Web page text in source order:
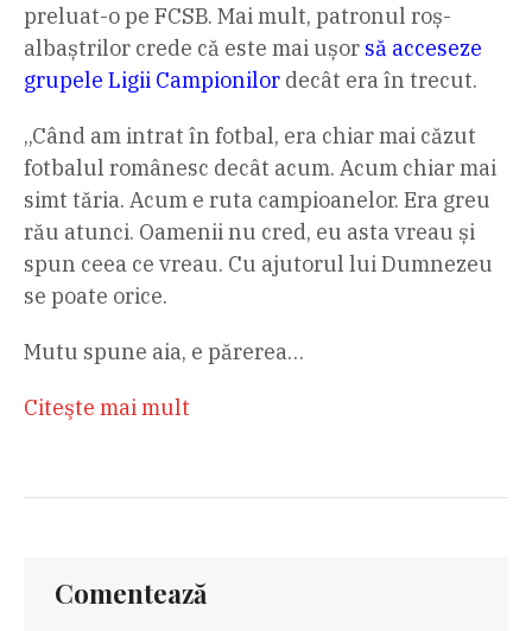
preluat-o pe FCSB. Mai mult, patronul roș-
albaștrilor crede că este mai ușor să acceseze
grupele Ligii Campionilor decât era în trecut.
„Când am intrat în fotbal, era chiar mai căzut
fotbalul românesc decât acum. Acum chiar mai
simt tăria. Acum e ruta campioanelor. Era greu
rău atunci. Oamenii nu cred, eu asta vreau și
spun ceea ce vreau. Cu ajutorul lui Dumnezeu
se poate orice.
Mutu spune aia, e părerea…
Citeşte mai mult
Comentează